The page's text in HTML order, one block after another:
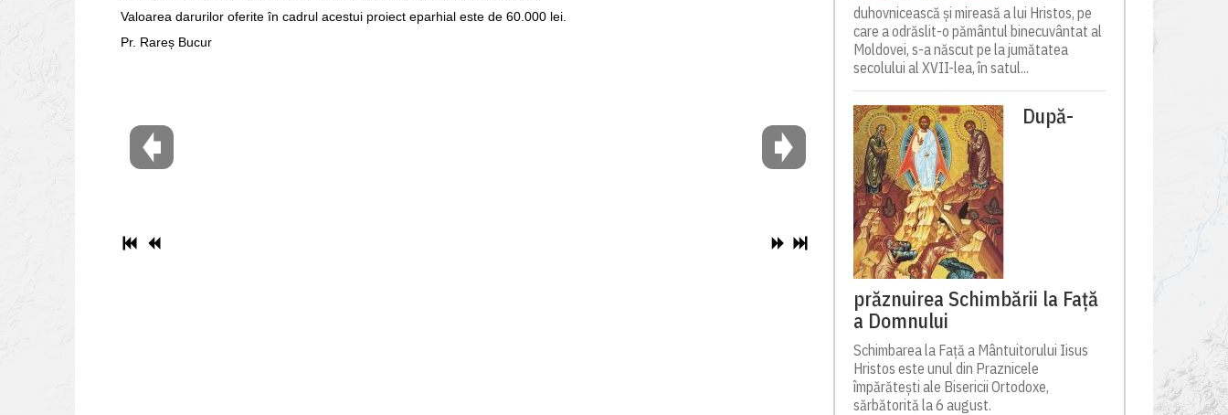
Valoarea darurilor oferite în cadrul acestui proiect eparhial este de 60.000 lei.
Pr. Rareș Bucur
duhovnicească și mireasă a lui Hristos, pe
care a odrăslit-o pământul binecuvântat al
Moldovei, s-a născut pe la jumătatea
secolului al XVII-lea, în satul...
După-
prăznuirea Schimbării la Față
a Domnului
Schimbarea la Față a Mântuitorului Iisus
Hristos este unul din Praznicele
împărătești ale Bisericii Ortodoxe,
sărbătorită la 6 august.